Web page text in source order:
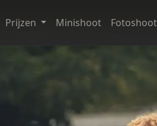
Prijzen Minishoot